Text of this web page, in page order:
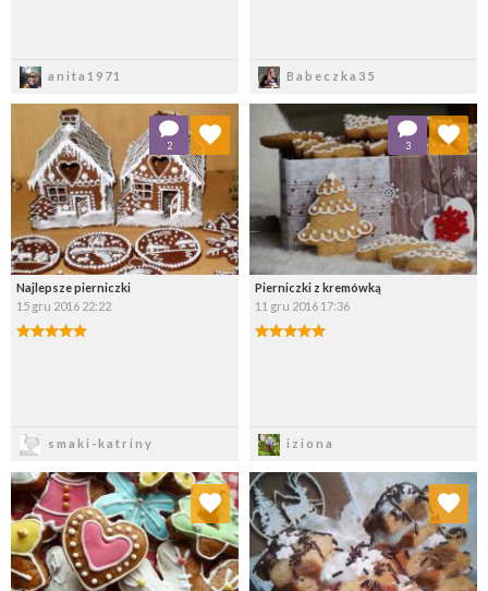
anita1971 Babeczka35
Najlepsze pierniczki
15 gru 2016 22:22
smaki-katriny
2
Dodaj do ulubionych
Wybierz listę:
Pierniczki z kremówką
11 gru 2016 17:36
iziona
3
Dodaj do ulubionych
Wybierz listę:
Dodaj do ulubionych
Wybierz listę:
Dodaj do ulubionych
Wybierz listę: